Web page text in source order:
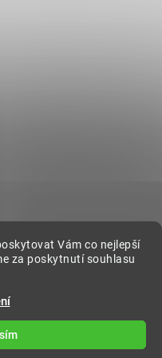
Vám co nejlepší
za poskytnutí souhlasu
práva vyhrazena.